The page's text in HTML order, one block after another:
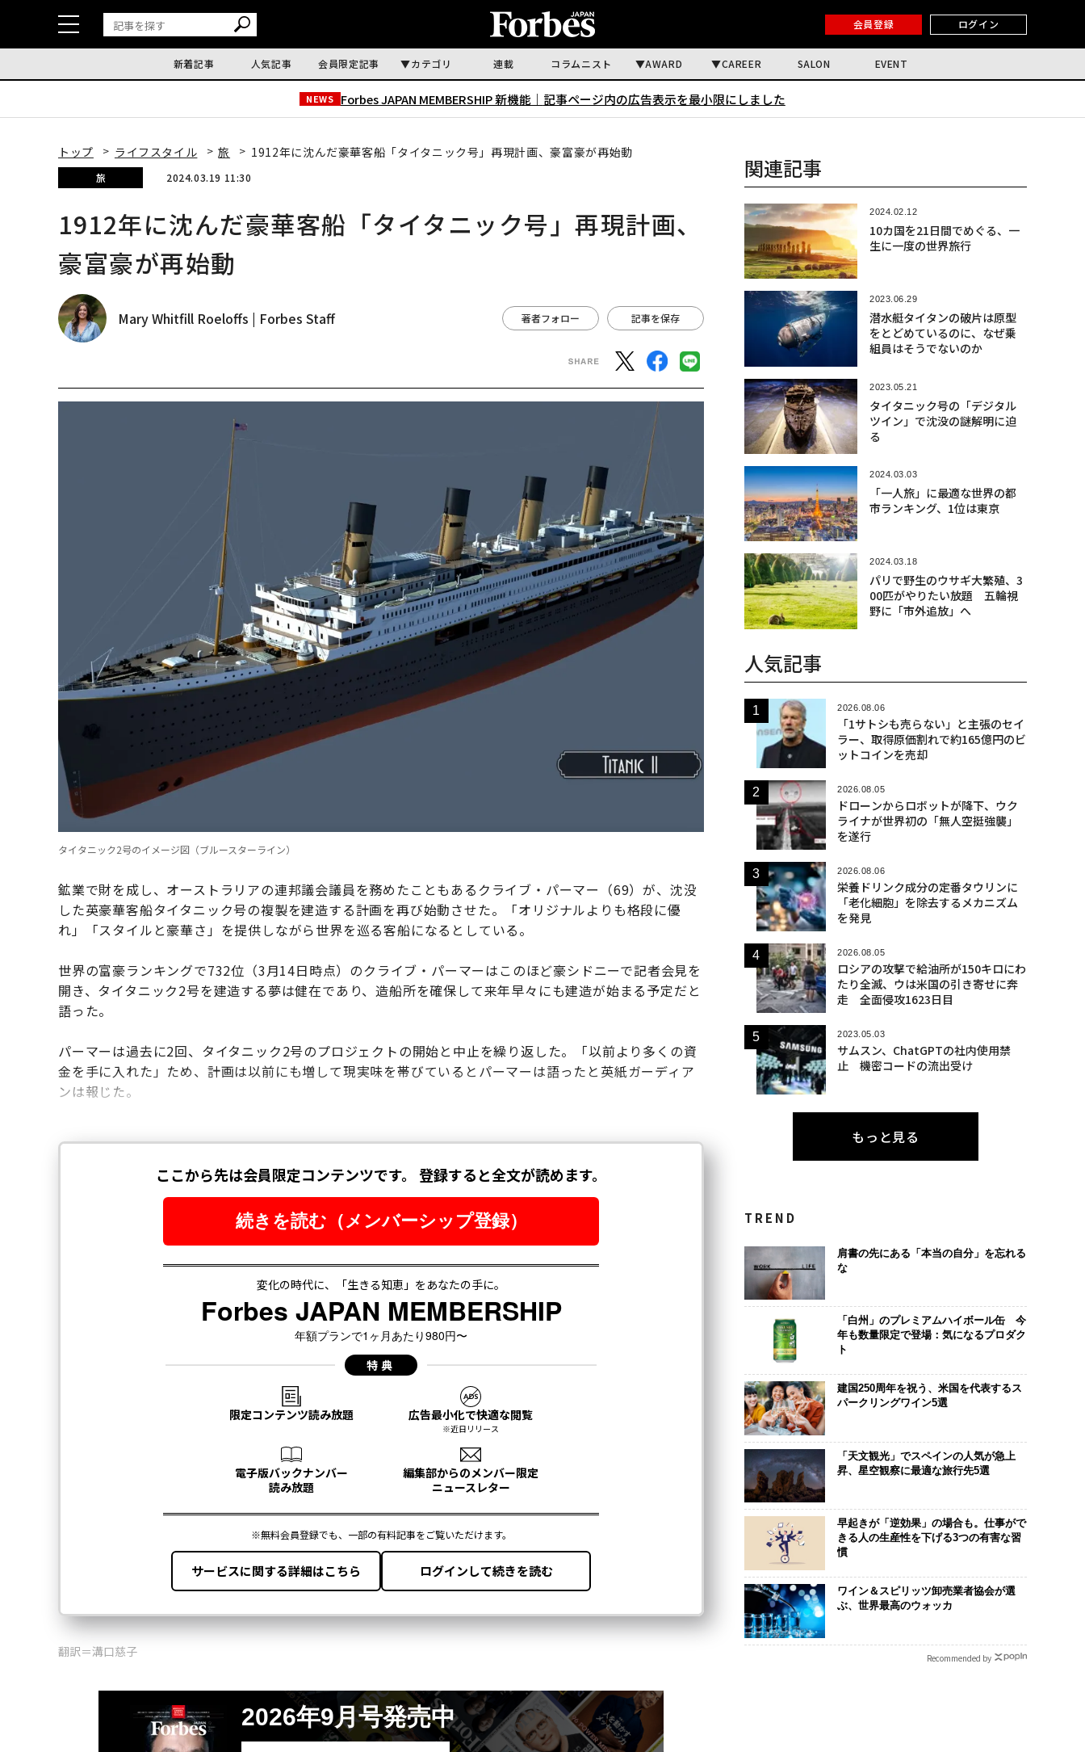
会員登録 ログイン
新着記事 人気記事 会員限定記事 カテゴリ 連載 コラムニスト AWARD CAREER SALON EVENT
NEWS Forbes JAPAN MEMBERSHIP 新機能｜ 記事ページ内の広告表示を最小限にしました
トップ ライフスタイル 旅 1912年に沈んだ豪華客船「タイタニック号」再現計画、豪富豪が再始動
旅 2024.03.19 11:30
1912年に沈んだ豪華客船「タイタニック号」再現計画、
豪富豪が再始動
Mary Whitfill Roeloffs | Forbes Staff 著者フォロー 記事を保存
タイタニック2号のイメージ図（ブルースターライン）
鉱業で財を成し、オーストラリアの連邦議会議員を務めたこともあるクライブ・パーマー（69）が、沈没
した英豪華客船タイタニック号の複製を建造する計画を再び始動させた。「オリジナルよりも格段に優
れ」「スタイルと豪華さ」を提供しながら世界を巡る客船になるとしている。
世界の富豪ランキングで732位（3月14日時点）のクライブ・パーマーはこのほど豪シドニーで記者会見を
開き、タイタニック2号を建造する夢は健在であり、造船所を確保して来年早々にも建造が始まる予定だと
語った。
パーマーは過去に2回、タイタニック2号のプロジェクトの開始と中止を繰り返した。「以前より多くの資
金を手に入れた」ため、計画は以前にも増して現実味を帯びているとパーマーは語ったと英紙ガーディア
ンは報じた。
翻訳＝溝口慈子
2026年9月号発売中
関連記事
2024.02.12
10カ国を21日間でめぐる、一
生に一度の世界旅行
2023.06.29
潜水艇タイタンの破片は原型
をとどめているのに、なぜ乗
組員はそうでないのか
2023.05.21
タイタニック号の「デジタル
ツイン」で沈没の謎解明に迫
る
2024.03.03
「一人旅」に最適な世界の都
市ランキング、1位は東京
2024.03.18
パリで野生のウサギ大繁殖、3
00匹がやりたい放題 五輪視
野に「市外追放」へ
人気記事
2026.08.06
「1サトシも売らない」と主張のセイ
ラー、取得原価割れで約165億円のビ
ットコインを売却
2026.08.05
ドローンからロボットが降下、ウク
ライナが世界初の「無人空挺強襲」
を遂行
2026.08.06
栄養ドリンク成分の定番タウリンに
「老化細胞」を除去するメカニズム
を発見
2026.08.05
ロシアの攻撃で給油所が150キロにわ
たり全滅、ウは米国の引き寄せに奔
走 全面侵攻1623日目
2023.05.03
サムスン、ChatGPTの社内使用禁
止 機密コードの流出受け
もっと見る
TREND
肩書の先にある「本当の自分」を忘れる
な
「白州」のプレミアムハイボール缶 今
年も数量限定で登場：気になるプロダク
ト
建国250周年を祝う、米国を代表するス
パークリングワイン5選
「天文観光」でスペインの人気が急上
昇、星空観察に最適な旅行先5選
早起きが「逆効果」の場合も。仕事がで
きる人の生産性を下げる3つの有害な習
慣
ワイン＆スピリッツ卸売業者協会が選
ぶ、世界最高のウォッカ
Recommended by